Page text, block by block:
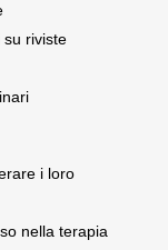
su riviste
i loro
nella terapia